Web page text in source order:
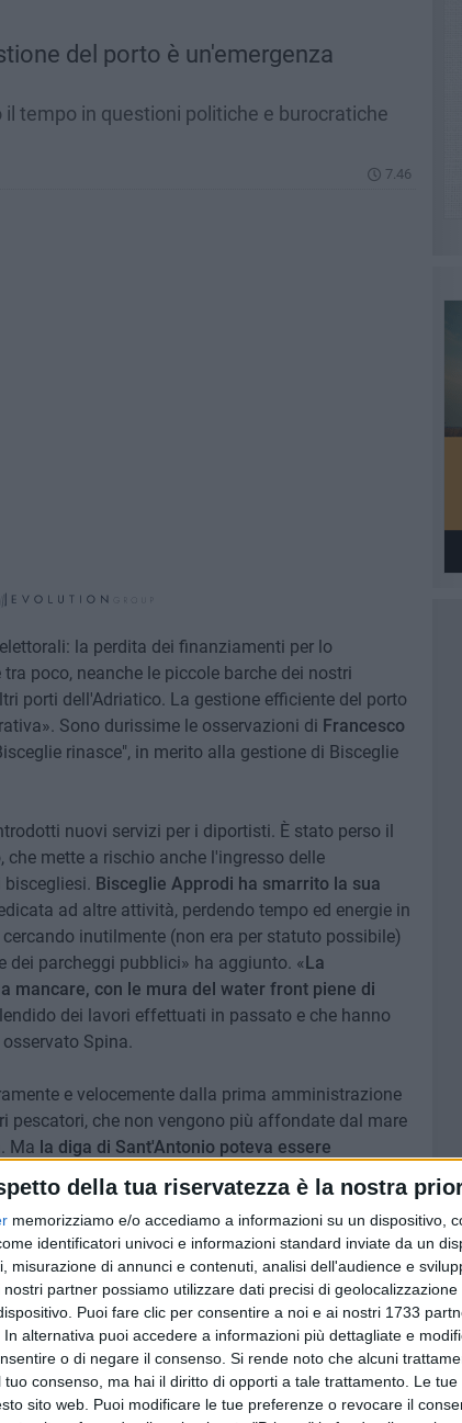
della tua riservatezza è la nostra
memorizziamo e/o accediamo a informazioni su un dispositivo,
identificatori univoci e informazioni standard inviate da un
misurazione di annunci e contenuti, analisi dell'audience e
partner possiamo utilizzare dati precisi di
Puoi fare clic per consentire a noi e ai nostri 1733
alternativa puoi accedere a informazioni più dettagliate e
o di negare il consenso. Si rende noto che alcuni
consenso, ma hai il diritto di opporti a tale trattamento. Le
sito web. Puoi modificare le tue preferenze o revocare il
del porto è un'emergenza
il tempo in questioni politiche e burocratiche
7.46
la perdita dei finanziamenti per lo
poco, neanche le piccole barche dei nostri
porti dell'Adriatico. La gestione efficiente del porto
Sono durissime le osservazioni di Francesco
rinasce", in merito alla gestione di Bisceglie
nuovi servizi per i diportisti. È stato perso il
mette a rischio anche l'ingresso delle
Bisceglie Approdi ha smarrito la sua
ad altre attività, perdendo tempo ed energie in
inutilmente (non era per statuto possibile)
dei parcheggi pubblici» ha aggiunto. «La
mancare, con le mura del water front piene di
dei lavori effettuati in passato e che hanno
Spina.
e velocemente dalla prima amministrazione
pescatori, che non vengono più affondate dal mare
Ma la diga di Sant'Antonio poteva essere
e le imbarcazioni più grandi se si fossero
questa amministrazione Angarano-Silvestris
e una nuova governance, che in questi cinque
coppia Rutigliano-Di Tullio
, che hanno perso il loro
nei progetti di gestione dei parcheggi
di nuovi servizi portuali come la distribuzione
di un'area di rimessaggio magari nella
comunale.